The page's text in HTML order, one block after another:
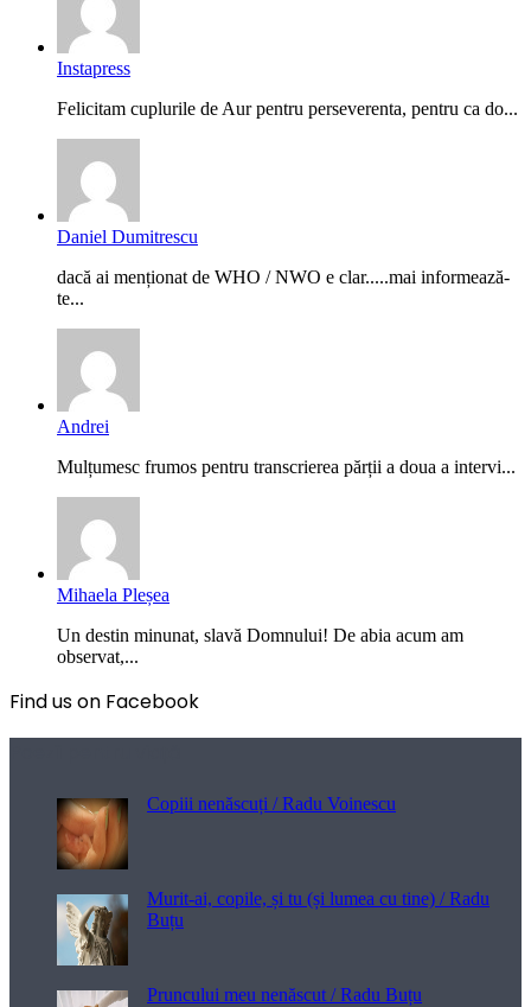
Instapress
Felicitam cuplurile de Aur pentru perseverenta, pentru ca do...
Daniel Dumitrescu
dacă ai menționat de WHO / NWO e clar.....mai informează-
te...
Andrei
Mulțumesc frumos pentru transcrierea părții a doua a intervi...
Mihaela Pleșea
Un destin minunat, slavă Domnului! De abia acum am
observat,...
Find us on Facebook
Copiii nenăscuți / Radu Voinescu
Murit-ai, copile, și tu (și lumea cu tine) / Radu
Buțu
Pruncului meu nenăscut / Radu Buțu